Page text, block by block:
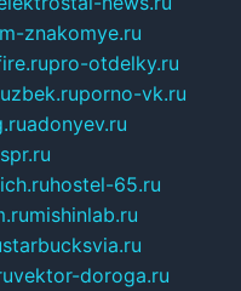
znakomye.ru
pro-otdelky.ru
porno-vk.ru
adonyev.ru
hostel-65.ru
mishinlab.ru
starbucksvia.ru
vektor-doroga.ru